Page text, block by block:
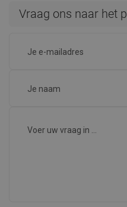
Vraag ons naar het